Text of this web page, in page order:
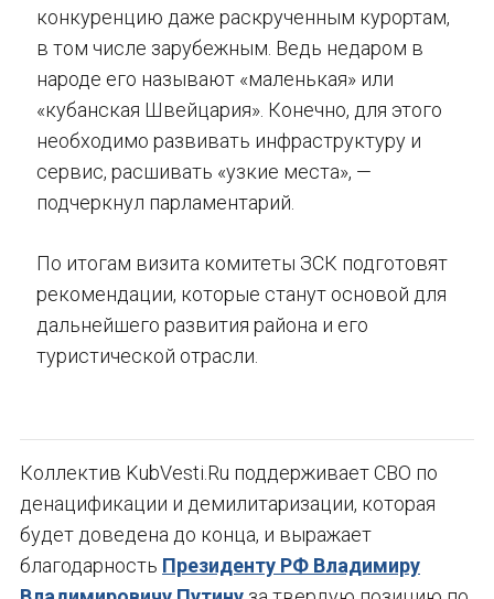
конкуренцию даже раскрученным курортам,
в том числе зарубежным. Ведь недаром в
народе его называют «маленькая» или
«кубанская Швейцария». Конечно, для этого
необходимо развивать инфраструктуру и
сервис, расшивать «узкие места», —
подчеркнул парламентарий.
По итогам визита комитеты ЗСК подготовят
рекомендации, которые станут основой для
дальнейшего развития района и его
туристической отрасли.
Коллектив KubVesti.Ru поддерживает СВО по
денацификации и демилитаризации, которая
будет доведена до конца, и выражает
благодарность Президенту РФ Владимиру